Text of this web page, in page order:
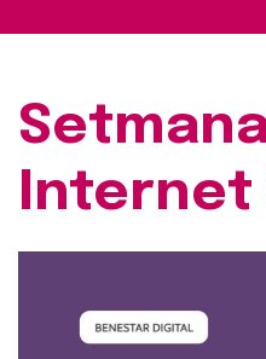
Internet